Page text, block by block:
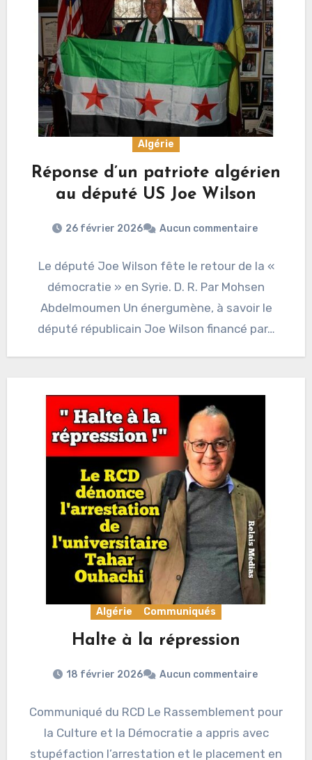
Algérie
Réponse d’un patriote algérien
au député US Joe Wilson
26 février 2026 Aucun commentaire
Le député Joe Wilson fête le retour de la «
démocratie » en Syrie. D. R. Par Mohsen
Abdelmoumen Un énergumène, à savoir le
député républicain Joe Wilson financé par…
Algérie Communiqués
Halte à la répression
18 février 2026 Aucun commentaire
Communiqué du RCD Le Rassemblement pour
la Culture et la Démocratie a appris avec
stupéfaction l’arrestation et le placement en